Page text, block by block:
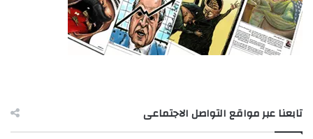
تابعنا عبر مواقع التواصل الاجتماعى